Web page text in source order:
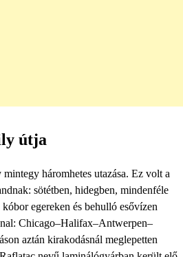
útja
háromhetes utazása. Ez volt a
sötétben, hidegben, mindenféle
egereken és behulló esővízen
Chicago–Halifax–Antwerpen–
aztán kirakodásnál meglepetten